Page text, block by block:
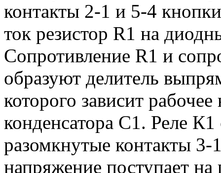
контакты 2-1 и 5-4
ток резистор R1 на
Сопротивление R1 и
образуют делитель
которого зависит
конденсатора С1. Реле
разомкнутые контакты
напряжение поступает